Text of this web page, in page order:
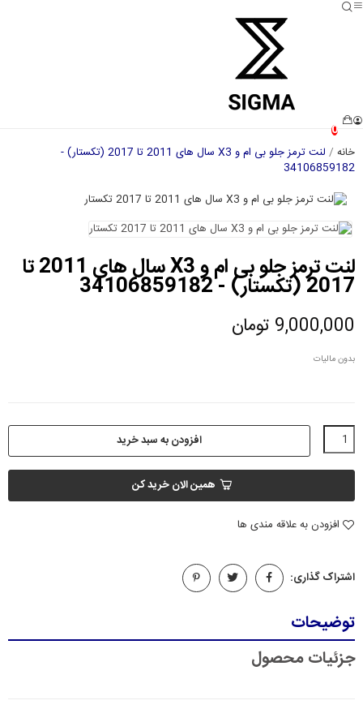
0
خانه
لنت ترمز جلو بی ام و X3 سال های 2011 تا 2017 (تکستار) -
34106859182
لنت ترمز جلو بی ام و X3 سال های 2011 تا
2017 (تکستار) - 34106859182
9,000,000 تومان
بدون مالیات
افزودن به سبد خرید
همین الان خرید کن
افزودن به علاقه مندی ها
اشتراک گذاری:
توضیحات
جزئیات محصول